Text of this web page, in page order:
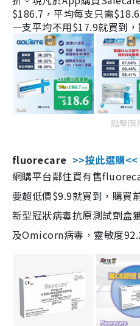
$186.7，平均每支只需
一支平均不用$17.9就買到
點擊圖
fluorecare >>按此選購<<
網購平台鄰住買有售
要超低價$9.9就買到，購買
新型冠狀病毒抗原測試劑盒
及Omicorn病毒，靈敏度